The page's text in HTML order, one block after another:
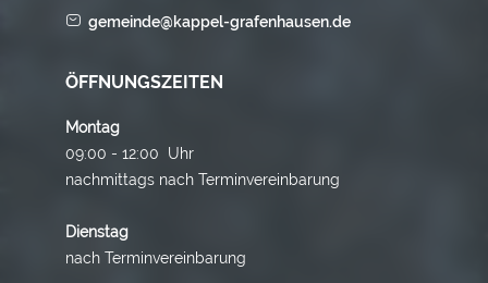
gemeinde@kappel-grafenhausen.de
ÖFFNUNGSZEITEN
Montag
09:00 - 12:00 Uhr
nachmittags nach Terminvereinbarung
Dienstag
nach Terminvereinbarung